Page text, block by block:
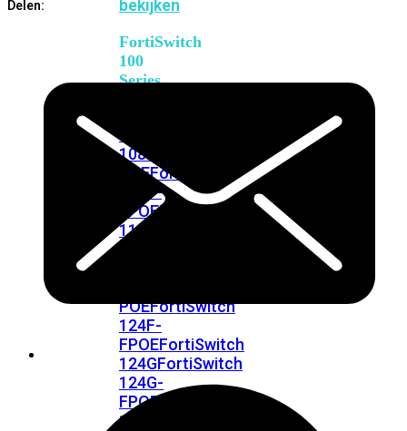
bekijken
FortiSwitch
100
Series
108F-
POEFortiSwitch
108F-
FPOEFortiSwitch
110G-
POEFortiSwitch
124F-
FPOEFortiSwitch
124GFortiSwitch
124G-
FPOE
148F
Delen: